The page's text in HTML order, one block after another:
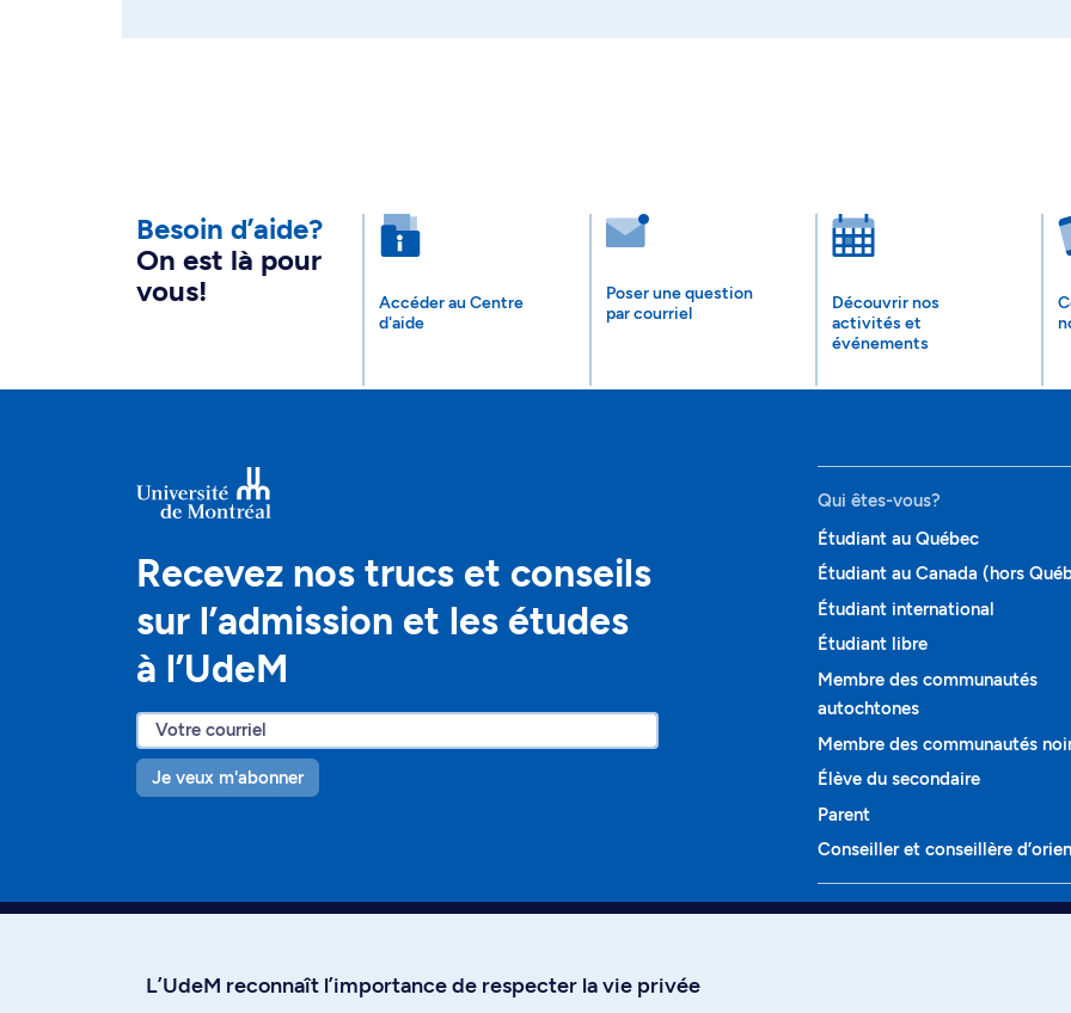
Besoin d’aide?
On est là pour
vous!
Accéder au Centre
d'aide
Poser une question
par courriel
Découvrir nos
activités et
événements
Recevez nos trucs et conseils
sur l’admission et les études
à l’UdeM
Je veux m'abonner
Qui êtes-vous?
Étudiant au Québec
Étudiant au Canada (hors
Étudiant international
Étudiant libre
Membre des communautés
autochtones
Membre des communautés
Élève du secondaire
Parent
Conseiller et conseillère
Programmes et cours
L’UdeM reconnaît l’importance de respecter la vie privée